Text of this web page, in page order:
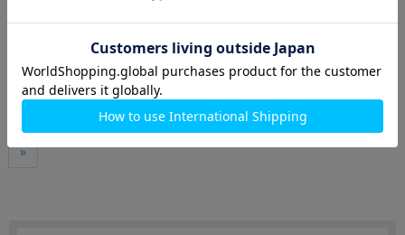
10,800円 中古Bランク
3 4 5 6 7 8 ...
»